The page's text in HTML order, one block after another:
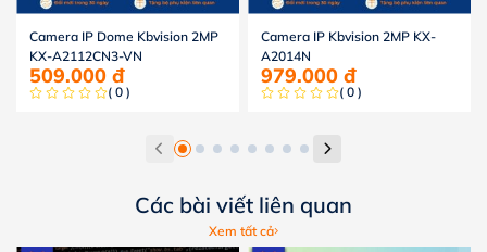
Camera IP Dome Kbvision 2MP
KX-A2112CN3-VN
509.000 đ
( 0 )
Camera IP Kbvision 2MP KX-
A2014N
979.000 đ
( 0 )
Các bài viết liên quan
Xem tất cả